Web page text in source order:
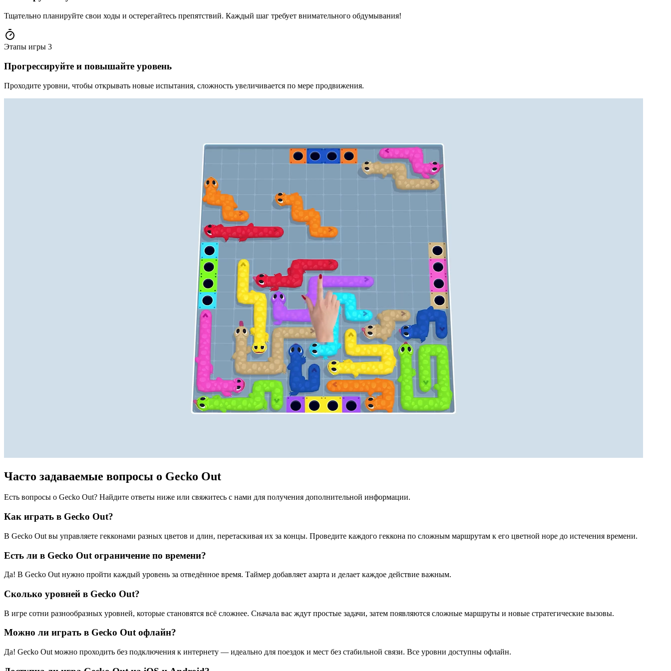
Тщательно планируйте свои ходы и остерегайтесь препятствий. Каждый шаг требует внимательного обдумывания!
Этапы игры 3
Прогрессируйте и повышайте уровень
Проходите уровни, чтобы открывать новые испытания, сложность увеличивается по мере продвижения.
Часто задаваемые вопросы о Gecko Out
Есть вопросы о Gecko Out? Найдите ответы ниже или свяжитесь с нами для получения дополнительной информации.
Как играть в Gecko Out?
В Gecko Out вы управляете гекконами разных цветов и длин, перетаскивая их за концы. Проведите каждого геккона по сложным маршрутам к его цветной норе до истечения времени.
Есть ли в Gecko Out ограничение по времени?
Да! В Gecko Out нужно пройти каждый уровень за отведённое время. Таймер добавляет азарта и делает каждое действие важным.
Сколько уровней в Gecko Out?
В игре сотни разнообразных уровней, которые становятся всё сложнее. Сначала вас ждут простые задачи, затем появляются сложные маршруты и новые стратегические вызовы.
Можно ли играть в Gecko Out офлайн?
Да! Gecko Out можно проходить без подключения к интернету — идеально для поездок и мест без стабильной связи. Все уровни доступны офлайн.